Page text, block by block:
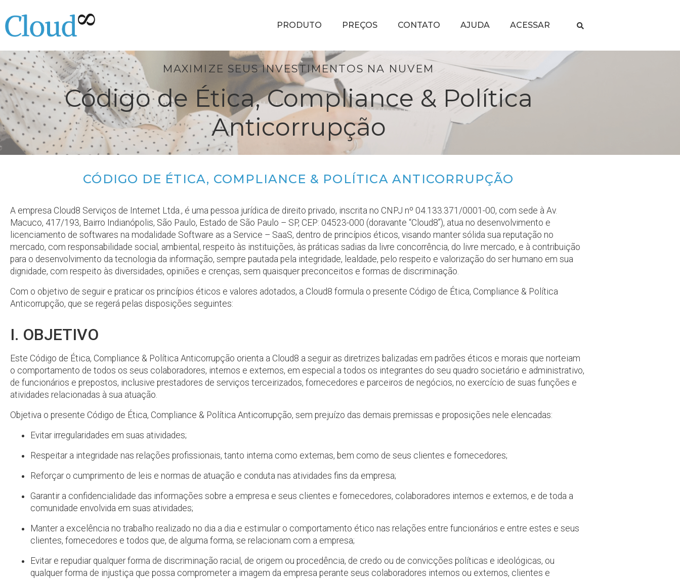
PRODUTO PREÇOS CONTATO AJUDA ACESSAR
MAXIMIZE SEUS INVESTIMENTOS NA NUVEM
Código de Ética, Compliance & Política
Anticorrupção
CÓDIGO DE ÉTICA, COMPLIANCE & POLÍTICA ANTICORRUPÇÃO
A empresa Cloud8 Serviços de Internet Ltda., é uma pessoa jurídica de direito privado, inscrita no CNPJ nº 04.133.371/0001-00, com sede à Av.
Macuco, 417/193, Bairro Indianópolis, São Paulo, Estado de São Paulo – SP, CEP: 04523-000 (doravante “Cloud8”), atua no desenvolvimento e
licenciamento de softwares na modalidade Software as a Service – SaaS, dentro de princípios éticos, visando manter sólida sua reputação no
mercado, com responsabilidade social, ambiental, respeito às instituições, às práticas sadias da livre concorrência, do livre mercado, e à contribuição
para o desenvolvimento da tecnologia da informação, sempre pautada pela integridade, lealdade, pelo respeito e valorização do ser humano em sua
dignidade, com respeito às diversidades, opiniões e crenças, sem quaisquer preconceitos e formas de discriminação.
Com o objetivo de seguir e praticar os princípios éticos e valores adotados, a Cloud8 formula o presente Código de Ética, Compliance & Política
Anticorrupção, que se regerá pelas disposições seguintes:
I. OBJETIVO
Este Código de Ética, Compliance & Política Anticorrupção orienta a Cloud8 a seguir as diretrizes balizadas em padrões éticos e morais que norteiam
o comportamento de todos os seus colaboradores, internos e externos, em especial a todos os integrantes do seu quadro societário e administrativo,
de funcionários e prepostos, inclusive prestadores de serviços terceirizados, fornecedores e parceiros de negócios, no exercício de suas funções e
atividades relacionadas à sua atuação.
Objetiva o presente Código de Ética, Compliance & Política Anticorrupção, sem prejuízo das demais premissas e proposições nele elencadas:
Evitar irregularidades em suas atividades;
Respeitar a integridade nas relações profissionais, tanto interna como externas, bem como de seus clientes e fornecedores;
Reforçar o cumprimento de leis e normas de atuação e conduta nas atividades fins da empresa;
Garantir a confidencialidade das informações sobre a empresa e seus clientes e fornecedores, colaboradores internos e externos, e de toda a
comunidade envolvida em suas atividades;
Manter a excelência no trabalho realizado no dia a dia e estimular o comportamento ético nas relações entre funcionários e entre estes e seus
clientes, fornecedores e todos que, de alguma forma, se relacionam com a empresa;
Evitar e repudiar qualquer forma de discriminação racial, de origem ou procedência, de credo ou de convicções políticas e ideológicas, ou
qualquer forma de injustiça que possa comprometer a imagem da empresa perante seus colaboradores internos ou externos, clientes e